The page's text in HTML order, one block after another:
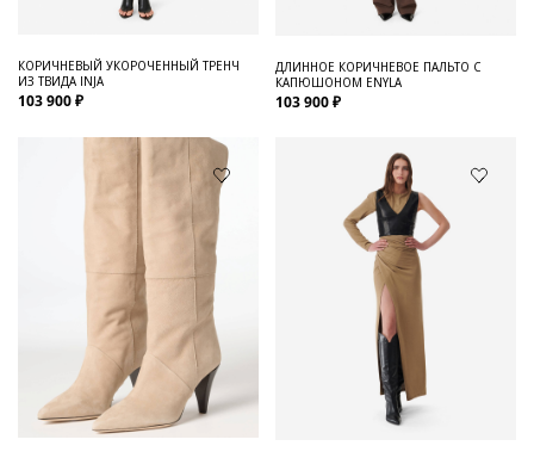
КОРИЧНЕВЫЙ УКОРОЧЕННЫЙ ТРЕНЧ
ИЗ ТВИДА INJA
103 900 ₽
ДЛИННОЕ КОРИЧНЕВОЕ ПАЛЬТО С
КАПЮШОНОМ ENYLA
103 900 ₽